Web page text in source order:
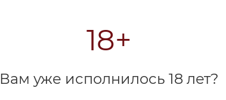
18+
Вам уже исполнилось 18 лет?